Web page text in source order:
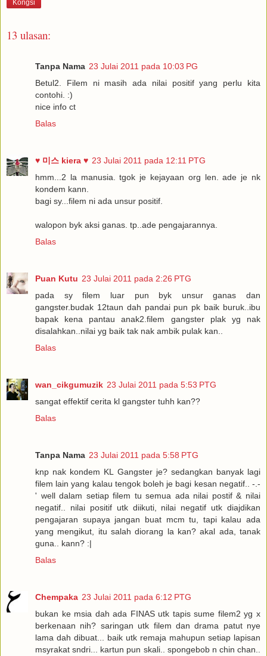
Kongsi
13 ulasan:
Tanpa Nama 23 Julai 2011 pada 10:03 PG
Betul2. Filem ni masih ada nilai positif yang perlu kita
contohi. :)
nice info ct
Balas
♥ 미스 kiera ♥ 23 Julai 2011 pada 12:11 PTG
hmm...2 la manusia. tgok je kejayaan org len. ade je nk
kondem kann.
bagi sy...filem ni ada unsur positif.
walopon byk aksi ganas. tp..ade pengajarannya.
Balas
Puan Kutu 23 Julai 2011 pada 2:26 PTG
pada sy filem luar pun byk unsur ganas dan
gangster.budak 12taun dah pandai pun pk baik buruk..ibu
bapak kena pantau anak2.filem gangster plak yg nak
disalahkan..nilai yg baik tak nak ambik pulak kan..
Balas
wan_cikgumuzik 23 Julai 2011 pada 5:53 PTG
sangat effektif cerita kl gangster tuhh kan??
Balas
Tanpa Nama 23 Julai 2011 pada 5:58 PTG
knp nak kondem KL Gangster je? sedangkan banyak lagi
filem lain yang kalau tengok boleh je bagi kesan negatif.. -.-
' well dalam setiap filem tu semua ada nilai postif & nilai
negatif.. nilai positif utk diikuti, nilai negatif utk diajdikan
pengajaran supaya jangan buat mcm tu, tapi kalau ada
yang mengikut, itu salah diorang la kan? akal ada, tanak
guna.. kann? :|
Balas
Chempaka 23 Julai 2011 pada 6:12 PTG
bukan ke msia dah ada FINAS utk tapis sume filem2 yg x
berkenaan nih? saringan utk filem dan drama patut nye
lama dah dibuat... baik utk remaja mahupun setiap lapisan
msyrakat sndri... kartun pun skali.. spongebob n chin chan..